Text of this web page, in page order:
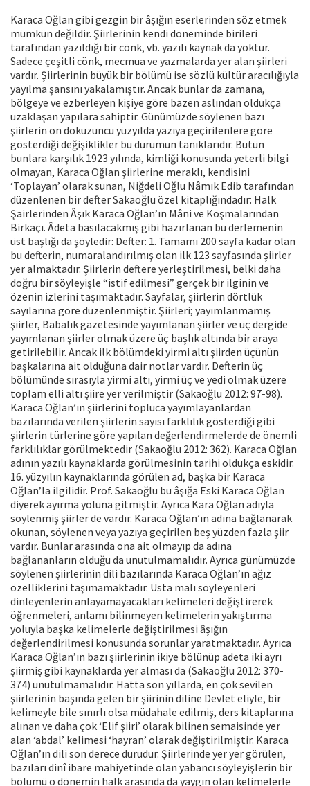
Karaca Oğlan gibi gezgin bir âşığın eserlerinden söz etmek
mümkün değildir. Şiirlerinin kendi döneminde birileri
tarafından yazıldığı bir cönk, vb. yazılı kaynak da yoktur.
Sadece çeşitli cönk, mecmua ve yazmalarda yer alan şiirleri
vardır. Şiirlerinin büyük bir bölümü ise sözlü kültür aracılığıyla
yayılma şansını yakalamıştır. Ancak bunlar da zamana,
bölgeye ve ezberleyen kişiye göre bazen aslından oldukça
uzaklaşan yapılara sahiptir. Günümüzde söylenen bazı
şiirlerin on dokuzuncu yüzyılda yazıya geçirilenlere göre
gösterdiği değişiklikler bu durumun tanıklarıdır. Bütün
bunlara karşılık 1923 yılında, kimliği konusunda yeterli bilgi
olmayan, Karaca Oğlan şiirlerine meraklı, kendisini
‘Toplayan’ olarak sunan, Niğdeli Oğlu Nâmık Edib tarafından
düzenlenen bir defter Sakaoğlu özel kitaplığındadır: Halk
Şairlerinden Âşık Karaca Oğlan’ın Mâni ve Koşmalarından
Birkaçı. Âdeta basılacakmış gibi hazırlanan bu derlemenin
üst başlığı da şöyledir: Defter: 1. Tamamı 200 sayfa kadar olan
bu defterin, numaralandırılmış olan ilk 123 sayfasında şiirler
yer almaktadır. Şiirlerin deftere yerleştirilmesi, belki daha
doğru bir söyleyişle “istif edilmesi” gerçek bir ilginin ve
özenin izlerini taşımaktadır. Sayfalar, şiirlerin dörtlük
sayılarına göre düzenlenmiştir. Şiirleri; yayımlanmamış
şiirler, Babalık gazetesinde yayımlanan şiirler ve üç dergide
yayımlanan şiirler olmak üzere üç başlık altında bir araya
getirilebilir. Ancak ilk bölümdeki yirmi altı şiirden üçünün
başkalarına ait olduğuna dair notlar vardır. Defterin üç
bölümünde sırasıyla yirmi altı, yirmi üç ve yedi olmak üzere
toplam elli altı şiire yer verilmiştir (Sakaoğlu 2012: 97-98).
Karaca Oğlan’ın şiirlerini topluca yayımlayanlardan
bazılarında verilen şiirlerin sayısı farklılık gösterdiği gibi
şiirlerin türlerine göre yapılan değerlendirmelerde de önemli
farklılıklar görülmektedir (Sakaoğlu 2012: 362). Karaca Oğlan
adının yazılı kaynaklarda görülmesinin tarihi oldukça eskidir.
16. yüzyılın kaynaklarında görülen ad, başka bir Karaca
Oğlan’la ilgilidir. Prof. Sakaoğlu bu âşığa Eski Karaca Oğlan
diyerek ayırma yoluna gitmiştir. Ayrıca Kara Oğlan adıyla
söylenmiş şiirler de vardır. Karaca Oğlan’ın adına bağlanarak
okunan, söylenen veya yazıya geçirilen beş yüzden fazla şiir
vardır. Bunlar arasında ona ait olmayıp da adına
bağlananların olduğu da unutulmamalıdır. Ayrıca günümüzde
söylenen şiirlerinin dili bazılarında Karaca Oğlan’ın ağız
özelliklerini taşımamaktadır. Usta malı söyleyenleri
dinleyenlerin anlayamayacakları kelimeleri değiştirerek
öğrenmeleri, anlamı bilinmeyen kelimelerin yakıştırma
yoluyla başka kelimelerle değiştirilmesi âşığın
değerlendirilmesi konusunda sorunlar yaratmaktadır. Ayrıca
Karaca Oğlan’ın bazı şiirlerinin ikiye bölünüp adeta iki ayrı
şiirmiş gibi kaynaklarda yer alması da (Sakaoğlu 2012: 370-
374) unutulmamalıdır. Hatta son yıllarda, en çok sevilen
şiirlerinin başında gelen bir şiirinin diline Devlet eliyle, bir
kelimeyle bile sınırlı olsa müdahale edilmiş, ders kitaplarına
alınan ve daha çok ‘Elif şiiri’ olarak bilinen semaisinde yer
alan ‘abdal’ kelimesi ‘hayran’ olarak değiştirilmiştir. Karaca
Oğlan’ın dili son derece durudur. Şiirlerinde yer yer görülen,
bazıları dinî ibare mahiyetinde olan yabancı söyleyişlerin bir
bölümü o dönemin halk arasında da yaygın olan kelimelerle